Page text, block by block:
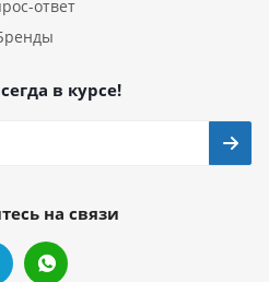
ответ
в курсе!
на связи